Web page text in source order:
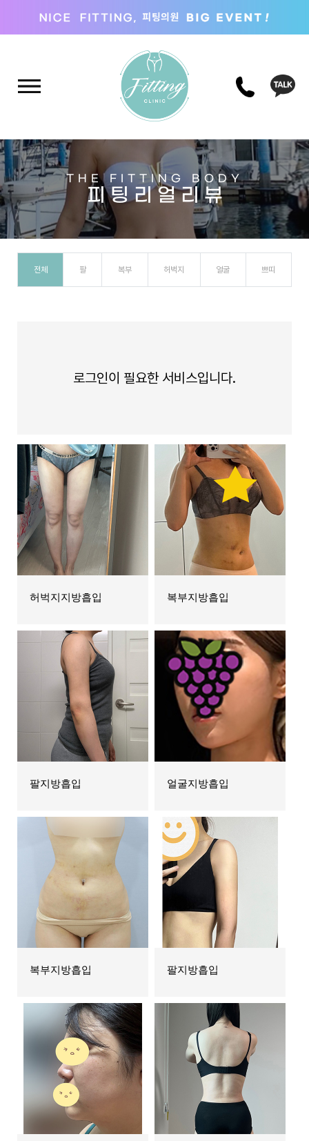
THE FITTING BODY
피 팅 리 얼 리 뷰
전체 팔 복부 허벅지 얼굴 쁘띠
로그인이 필요한 서비스입니다.
허벅지지방흡입 복부지방흡입
팔지방흡입 얼굴지방흡입
복부지방흡입 팔지방흡입